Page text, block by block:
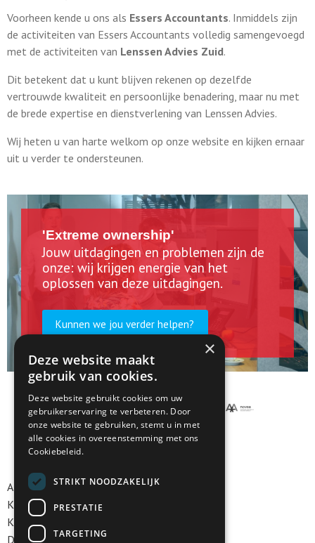
Voorheen kende u ons als Essers Accountants. Inmiddels zijn
de activiteiten van Essers Accountants volledig samengevoegd
met de activiteiten van Lenssen Advies Zuid.
Dit betekent dat u kunt blijven rekenen op dezelfde
vertrouwde kwaliteit en persoonlijke benadering, maar nu met
de brede expertise en dienstverlening van Lenssen Advies.
Wij heten u van harte welkom op onze website en kijken ernaar
uit u verder te ondersteunen.
'Extreme ownership'
Jouw uitdagingen en problemen zijn de
onze: wij krijgen energie van het
oplossen van deze uitdagingen.
Kunnen we jou verder helpen?
Algemene voorwaarden
Klokkenluidersregeling
Klachtenregeling
Disclaimer
×
Deze website maakt
gebruik van cookies.
Deze website gebruikt cookies om uw
gebruikerservaring te verbeteren. Door
onze website te gebruiken, stemt u in met
alle cookies in overeenstemming met ons
Cookiebeleid.
STRIKT NOODZAKELIJK
PRESTATIE
TARGETING